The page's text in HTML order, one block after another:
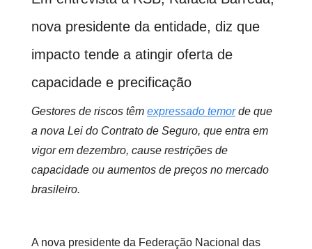
nova presidente da entidade, diz que
impacto tende a atingir oferta de
capacidade e precificação
Gestores de riscos têm expressado temorde que
a nova Lei do Contrato de Seguro, que entra em
vigor em dezembro, cause restrições de
capacidade ou aumentos de preços no mercado
brasileiro.
A nova presidente da Federação Nacional das